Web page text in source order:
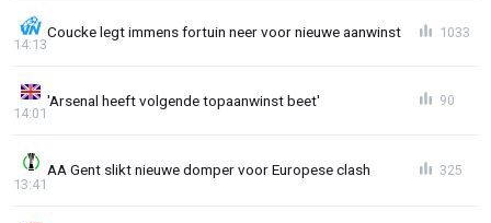
Coucke legt immens fortuin neer voor nieuwe aanwinst
14:13
1033
'Arsenal heeft volgende topaanwinst beet'
14:01
90
AA Gent slikt nieuwe domper voor Europese clash
13:41
325